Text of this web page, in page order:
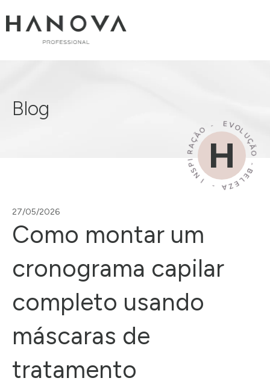
Blog
27/05/2026
Como montar um
cronograma capilar
completo usando
máscaras de
tratamento